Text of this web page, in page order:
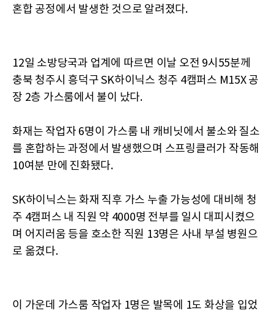
혼합 공정에서 발생한 것으로 알려졌다.
12일 소방당국과 업계에 따르면 이날 오전 9시55분께
충북 청주시 흥덕구 SK하이닉스 청주 4캠퍼스 M15X 공
장 2층 가스룸에서 불이 났다.
화재는 작업자 6명이 가스룸 내 캐비닛에서 불소와 질소
를 혼합하는 과정에서 발생했으며 스프링클러가 작동해
10여분 만에 진화됐다.
SK하이닉스는 화재 직후 가스 누출 가능성에 대비해 청
주 4캠퍼스 내 직원 약 4000명 전부를 일시 대피시켰으
며 어지러움 등을 호소한 직원 13명은 사내 부설 병원으
로 옮겼다.
이 가운데 가스룸 작업자 1명은 발목에 1도 화상을 입었